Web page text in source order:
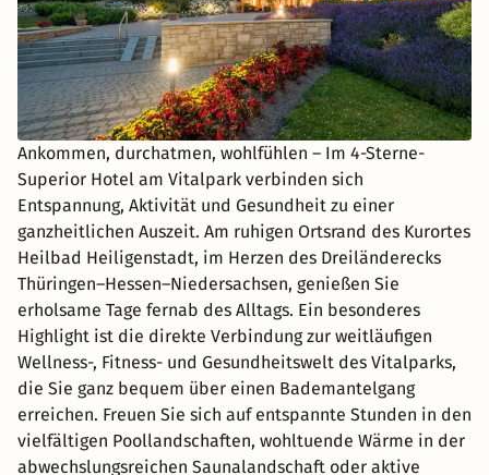
Ankommen, durchatmen, wohlfühlen – Im 4-Sterne-
Superior Hotel am Vitalpark verbinden sich
Entspannung, Aktivität und Gesundheit zu einer
ganzheitlichen Auszeit. Am ruhigen Ortsrand des Kurortes
Heilbad Heiligenstadt, im Herzen des Dreiländerecks
Thüringen–Hessen–Niedersachsen, genießen Sie
erholsame Tage fernab des Alltags. Ein besonderes
Highlight ist die direkte Verbindung zur weitläufigen
Wellness-, Fitness- und Gesundheitswelt des Vitalparks,
die Sie ganz bequem über einen Bademantelgang
erreichen. Freuen Sie sich auf entspannte Stunden in den
vielfältigen Poollandschaften, wohltuende Wärme in der
abwechslungsreichen Saunalandschaft oder aktive